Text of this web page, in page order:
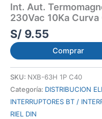
Int. Aut.
230Vac 10Ka Curva
S/ 9.55
Comprar
SKU: NXB-63H 1P C40
Categoría: DISTRIBUCION
INTERRUPTORES BT /
RIEL DIN